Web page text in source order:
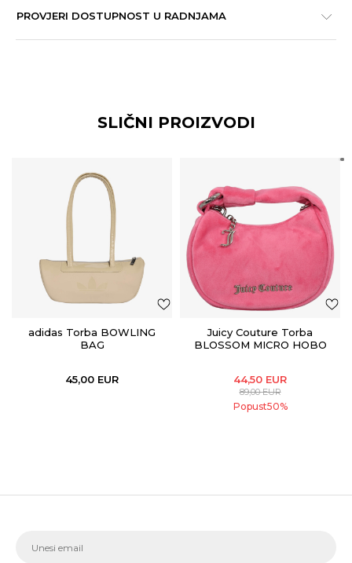
PROVJERI DOSTUPNOST U RADNJAMA
SLIČNI PROIZVODI
adidas Torba BOWLING
BAG
45,00 EUR
Juicy Couture Torba
BLOSSOM MICRO HOBO
44,50 EUR
89,00EUR
Popust50%